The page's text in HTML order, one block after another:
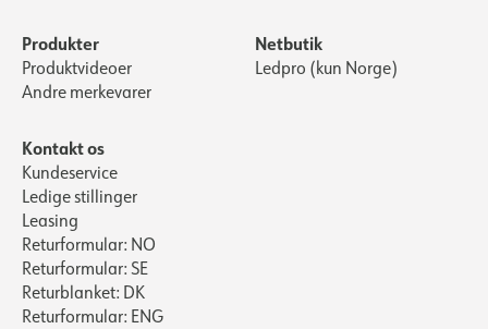
Produkter
Produktvideoer
Andre merkevarer
Netbutik
Ledpro (kun Norge)
Kontakt os
Kundeservice
Ledige stillinger
Leasing
Returformular: NO
Returformular: SE
Returblanket: DK
Returformular: ENG